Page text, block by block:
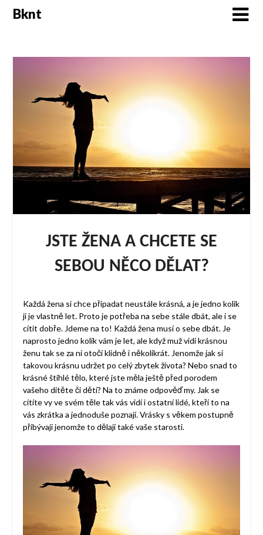
SkipBknt
JSTE ŽENA A CHCETE SE
SEBOU NĚCO DĚLAT?
Každá žena si chce připadat neustále krásná, a je jedno kolik
jí je vlastně let. Proto je potřeba na sebe stále dbát, ale i se
cítit dobře. Jdeme na to! Každá žena musí o sebe dbát. Je
naprosto jedno kolik vám je let, ale když muž vidí krásnou
ženu tak se za ní otočí klidně i několikrát. Jenomže jak si
takovou krásnu udržet po celý zbytek života? Nebo snad to
krásné štíhlé tělo, které jste měla ještě před porodem
vašeho dítěte či dětí? Na to známe odpověď my. Jak se
cítíte vy ve svém těle tak vás vidí i ostatní lidé, kteří to na
vás zkrátka a jednoduše poznají. Vrásky s věkem postupně
přibývají jenomže to dělají také vaše starosti.